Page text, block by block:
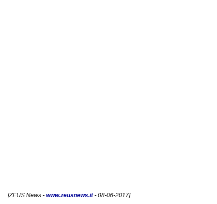
[ZEUS News - www.zeusnews.it- 08-06-2017]